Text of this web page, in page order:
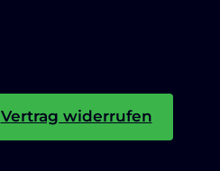
Vertrag widerrufen